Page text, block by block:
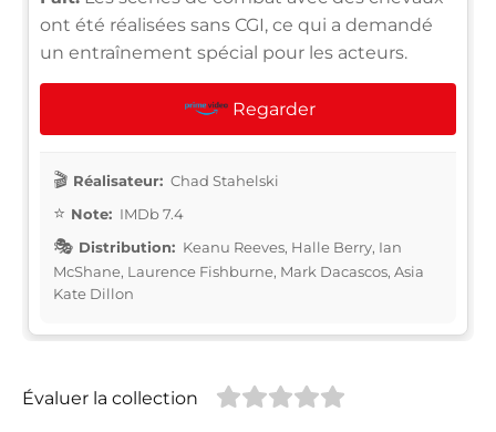
ont été réalisées sans CGI, ce qui a demandé
un entraînement spécial pour les acteurs.
Regarder
Réalisateur: Chad Stahelski
Note: IMDb 7.4
Distribution: Keanu Reeves, Halle Berry, Ian
McShane, Laurence Fishburne, Mark Dacascos, Asia
Kate Dillon
Évaluer la collection